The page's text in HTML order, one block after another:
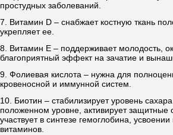
простудных заболеваний.
7. Витамин D – снабжает костную ткань
укрепляет ее.
8. Витамин E – поддерживает молодость,
благоприятный эффект на зачатие и
9. Фолиевая кислота – нужна для
кровеносной и иммунной систем.
10. Биотин – стабилизирует уровень
положенном уровне, активирует защитные
участвует в синтезе гемоглобина,
витаминов.